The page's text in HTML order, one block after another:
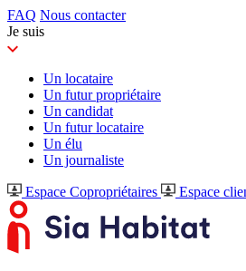
FAQ Nous contacter
Je suis
Un locataire
Un futur propriétaire
Un candidat
Un futur locataire
Un élu
Un journaliste
Espace Copropriétaires Espace